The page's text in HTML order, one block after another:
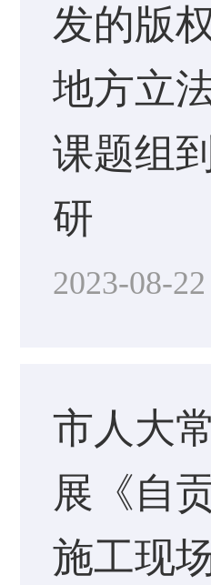
发的版
地方立
课题组
研
2023-08-
市人大
展《自
施工现